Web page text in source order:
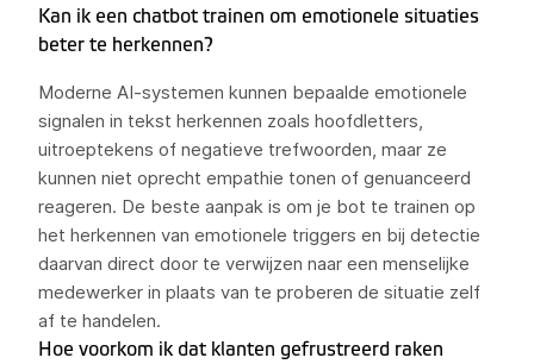
Kan ik een chatbot trainen om emotionele situaties
beter te herkennen?
Moderne AI-systemen kunnen bepaalde emotionele
signalen in tekst herkennen zoals hoofdletters,
uitroeptekens of negatieve trefwoorden, maar ze
kunnen niet oprecht empathie tonen of genuanceerd
reageren. De beste aanpak is om je bot te trainen op
het herkennen van emotionele triggers en bij detectie
daarvan direct door te verwijzen naar een menselijke
medewerker in plaats van te proberen de situatie zelf
af te handelen.
Hoe voorkom ik dat klanten gefrustreerd raken